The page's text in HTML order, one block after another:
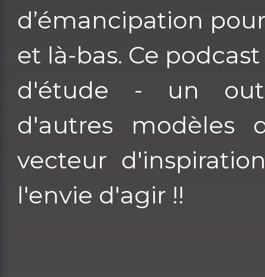
d’émancipation
et là-bas. Ce
d'étude - un
d'autres modèles
vecteur
l'envie d'agir !!